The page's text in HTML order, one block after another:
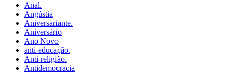
Anal.
Angústia
Aniversariante.
Aniversário
Ano Novo
anti-educação.
Anti-religião.
Antidemocracia